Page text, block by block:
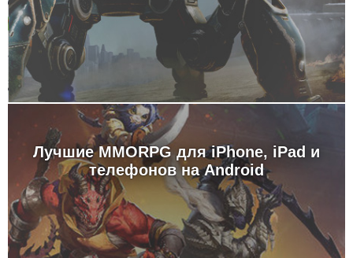
Лучшие MMORPG для iPhone, iPad и
телефонов на Android